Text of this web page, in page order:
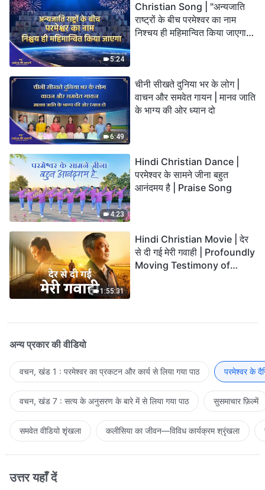
5:24
Christian Song | "अन्यजाति
राष्ट्रों के बीच परमेश्वर का नाम
निश्चय ही महिमान्वित किया जाएगा" |
6:49
चीनी सीखते दुनिया भर के लोग |
वाचन और समवेत गायन | मानव जाति
के भाग्य की ओर ध्यान दो
4:23
Hindi Christian Dance |
परमेश्वर के सामने जीना बहुत
आनंदमय है | Praise Song
1:55:31
Hindi Christian Movie | देर
से दी गई मेरी गवाही | Profoundly
Moving Testimony of
अन्य प्रकार की वीडियो
वचन, खंड 1 : परमेश्वर का प्रकटन और कार्य से लिया गया पाठ परमेश्वर के
वचन, खंड 7 : सत्य के अनुसरण के बारे में से लिया गया पाठ सुसमाचार फ़िल्में
समवेत वीडियो शृंखला कलीसिया का जीवन—विविध कार्यक्रम श्रृंखला
उत्तर यहाँ दें